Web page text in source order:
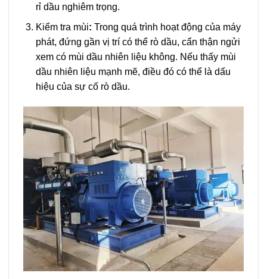
rỉ dầu nghiêm trọng.
Kiểm tra mùi: Trong quá trình hoạt động của máy
phát, đứng gần vị trí có thể rò dầu, cẩn thận ngửi
xem có mùi dầu nhiên liệu không. Nếu thấy mùi
dầu nhiên liệu mạnh mẽ, điều đó có thể là dấu
hiệu của sự cố rò dầu.